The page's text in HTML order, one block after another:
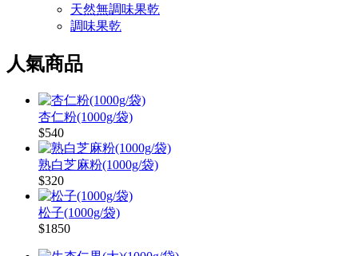
天然無調味果乾
調味果乾
人氣商品
杏仁粉(1000g/袋)
$540
熟白芝麻粉(1000g/袋)
$320
松子(1000g/袋)
$1850